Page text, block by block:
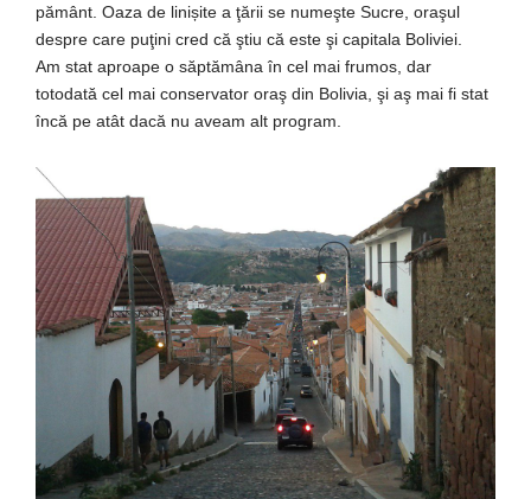
pământ. Oaza de linișite a ţării se numeşte Sucre, oraşul
despre care puţini cred că ştiu că este şi capitala Boliviei.
Am stat aproape o săptămâna în cel mai frumos, dar
totodată cel mai conservator oraş din Bolivia, şi aş mai fi stat
încă pe atât dacă nu aveam alt program.